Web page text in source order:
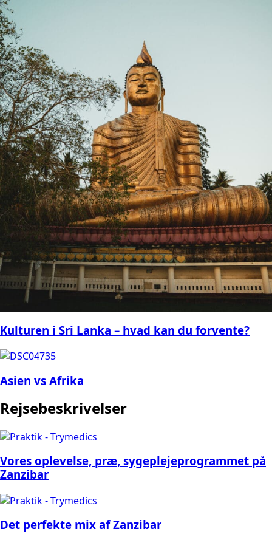
Kulturen i Sri Lanka – hvad kan du forvente?
Asien vs Afrika
Rejsebeskrivelser
Vores oplevelse, præ, sygeplejeprogrammet på
Zanzibar
Det perfekte mix af Zanzibar